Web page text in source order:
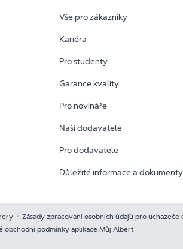
Vše pro zákazníky
Kariéra
Pro studenty
Garance kvality
Pro novináře
Naši dodavatelé
Pro dodavatele
Důležité informace a dokumenty
Zásady zpracování osobních údajů pro uchazeče
obchodní podmínky aplikace Můj Albert